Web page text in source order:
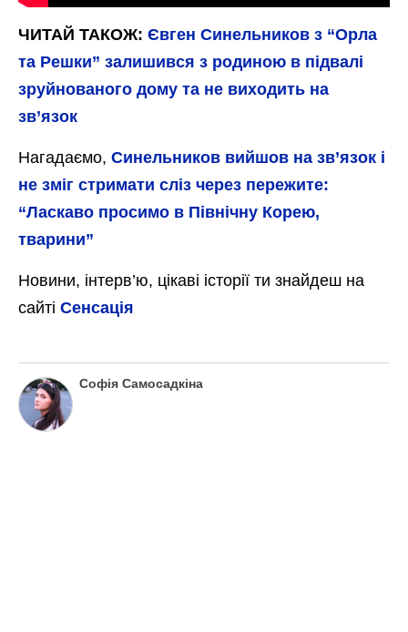
ЧИТАЙ ТАКОЖ: Євген Синельников з “Орла
та Решки” залишився з родиною в підвалі
зруйнованого дому та не виходить на
зв’язок
Нагадаємо, Синельников вийшов на зв’язок і
не зміг стримати сліз через пережите:
“Ласкаво просимо в Північну Корею,
тварини”
Новини, інтерв’ю, цікаві історії ти знайдеш на
сайті Сенсація
Софія Самосадкіна